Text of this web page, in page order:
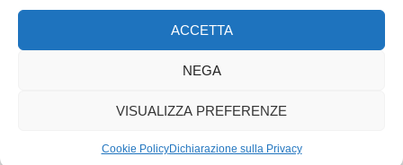
ACCETTA
NEGA
VISUALIZZA PREFERENZE
Cookie PolicyDichiarazione sulla Privacy